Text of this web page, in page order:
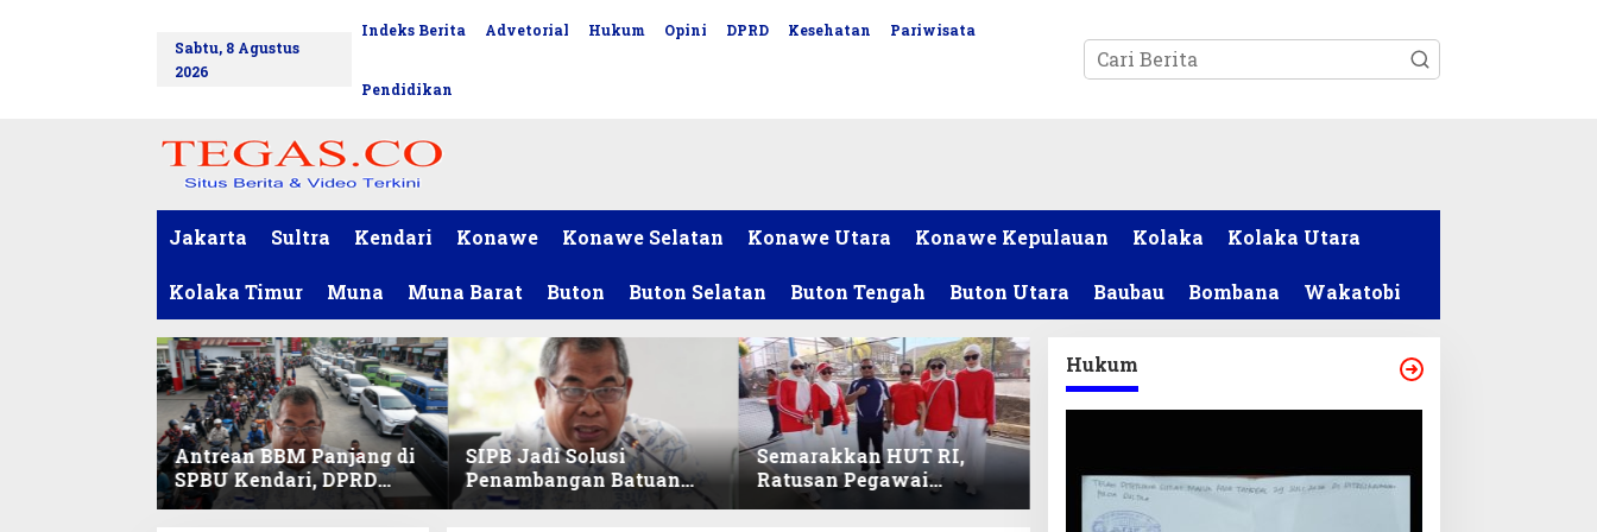
Sabtu, 8 Agustus
2026
Indeks Berita Advetorial Hukum Opini DPRD Kesehatan Pariwisata
Pendidikan
Jakarta Sultra Kendari Konawe Konawe Selatan Konawe Utara Konawe Kepulauan Kolaka Kolaka Utara
Kolaka Timur Muna Muna Barat Buton Buton Selatan Buton Tengah Buton Utara Baubau Bombana Wakatobi
Antrean BBM Panjang di
SPBU Kendari, DPRD
Sultra Duga Sistem
SIPB Jadi Solusi
Penambangan Batuan
Komoditas ex-Golongan
Semarakkan HUT RI,
Ratusan Pegawai
Sekretariat DPRD Sultra
Hukum